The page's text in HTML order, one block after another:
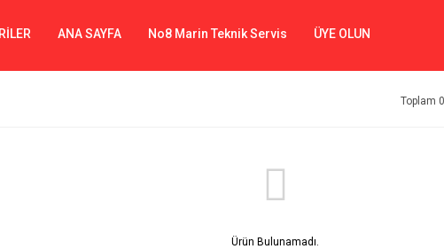
ANA SAYFA No8 Marin Teknik Servis ÜYE OLUN
Toplam
Ürün Bulunamadı.